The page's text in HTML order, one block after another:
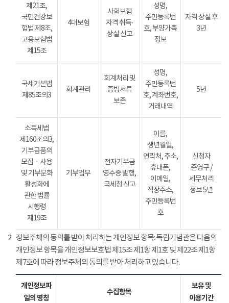
제21조,
국민건강보
험법 제8조,
고용보험법
제15조
4대보험
사회보험
자격 취득·
상실 신고
성명,
주민등록번
호, 부양가족
정보
자격 상실 후
3년
국세기본법
제85조의3
회계관리
회계처리 및
증빙서류
보존
성명,
주민등록번
호, 계좌번호,
거래내역
5년
소득세법
제160조의3,
기부금품의
모집ㆍ사용
및 기부문화
활성화에
관한 법률
시행령
제19조
기부업무
전자기부금
영수증 발행,
국세청 신고
이름,
생년월일,
연락처, 주소,
휴대폰,
이메일,
직장주소,
주민등록번
호
신청자
준영구 /
세무처리
정보 5년
2 정보주체의 동의를 받아 처리하는 개인정보 항목: 독립기념관은 다음의
개인정보 항목을 개인정보보호법 제15조 제1항 제1호 및 제22조 제1항
제7호에 따라 정보주체의 동의를 받아 처리하고 있습니다.
개인정보파
일의 명칭
수집항목
보유 및
이용기간